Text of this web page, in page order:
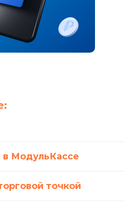
в МодульКассе
точкой